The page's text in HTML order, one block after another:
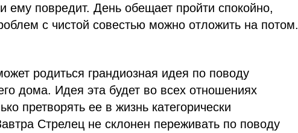
ему повредит. День обещает пройти спокойно,
с чистой совестью можно отложить на потом.
родиться грандиозная идея по поводу
дома. Идея эта будет во всех отношениях
претворять ее в жизнь категорически
Стрелец не склонен переживать по поводу